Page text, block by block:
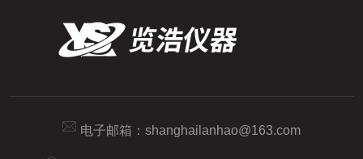
电子邮箱： shanghailanhao@163.com